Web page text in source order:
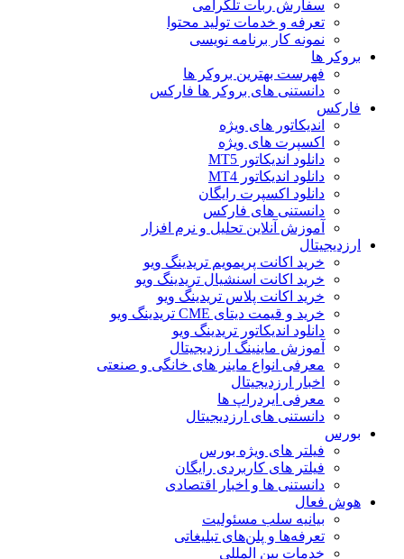
سفارش ربات تلگرامی
تعرفه و خدمات تولید محتوا
نمونه کار برنامه نویسی
بروکر ها
فهرست بهترین بروکر ها
دانستنی های بروکر ها فارکس
فارکس
اندیکاتور های ویژه
اکسپرت های ویژه
دانلود اندیکاتور MT5
دانلود اندیکاتور MT4
دانلود اکسپرت رایگان
دانستنی های فارکس
آموزش آنلاین تحلیل و نرم افزار
ارزدیجیتال
خرید اکانت پریمویم تریدینگ ویو
خرید اکانت اسنشیال تریدینگ ویو
خرید اکانت پلاس تریدینگ ویو
خرید و قیمت دیتای CME تریدینگ ویو
دانلود اندیکاتور تریدینگ ویو
آموزش ماینینگ ارزدیجیتال
معرفی انواع ماینر های خانگی و صنعتی
اخبار ارزدیجیتال
معرفی ایردراپ ها
دانستنی های ارزدیجیتال
بورس
فیلتر های ویژه بورس
فیلتر های کاربردی رایگان
دانستنی ها و اخبار اقتصادی
هوش فعال
بیانیه سلب مسئولیت
تعرفه‌ها و پلن‌های تبلیغاتی
خدمات بین المللی